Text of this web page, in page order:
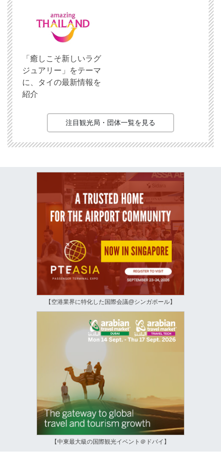
「癒しこそ新しいラグ
ジュアリー」をテーマ
に、タイの最新情報を
紹介
注目観光局・団体一覧を見る
【空港業界に特化した国際会議@シンガポール】
【中東最大級の国際観光イベント＠ドバイ】